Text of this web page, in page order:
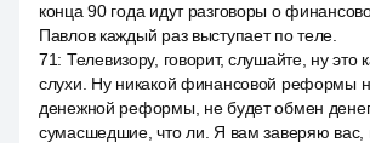
конца 90 года идут разговоры о
Павлов каждый раз выступает по теле.
71: Телевизору, говорит, слушайте, ну это
слухи. Ну никакой финансовой реформы
денежной реформы, не будет обмен
сумасшедшие, что ли. Я вам заверяю вас,